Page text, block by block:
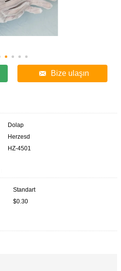
Bize ulaşın
Dolap
Herzesd
HZ-4501
Standart
$0.30